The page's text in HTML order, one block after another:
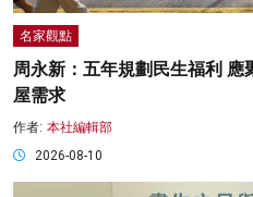
名家觀點
周永新：五年規劃民生福利
屋需求
作者: 本社編輯部
2026-08-10